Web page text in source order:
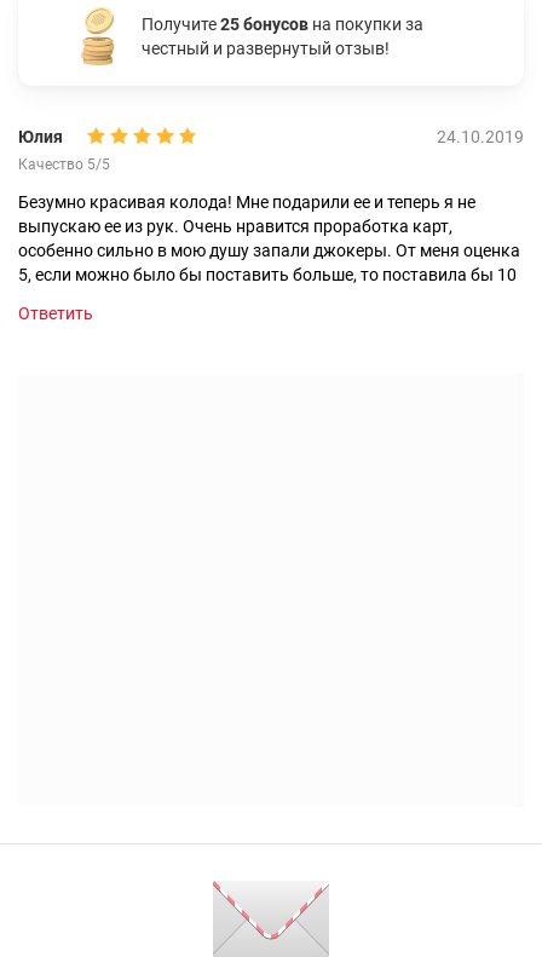
Получите25 бонусов на покупки за
честный и развернутый отзыв!
Юлия 24.10.2019
Качество 5/5
Безумно красивая колода! Мне подарили ее и теперь я не
выпускаю ее из рук. Очень нравится проработка карт,
особенно сильно в мою душу запали джокеры. От меня оценка
5, если можно было бы поставить больше, то поставила бы 10
Ответить